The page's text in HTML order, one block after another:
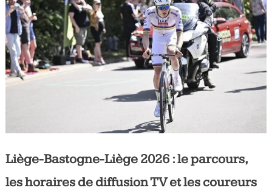
Tous
les
jours,
votre
actualité
vélo
Liège-Bastogne-Liège 2026 : le parcours,
les horaires de diffusion TV et les coureurs